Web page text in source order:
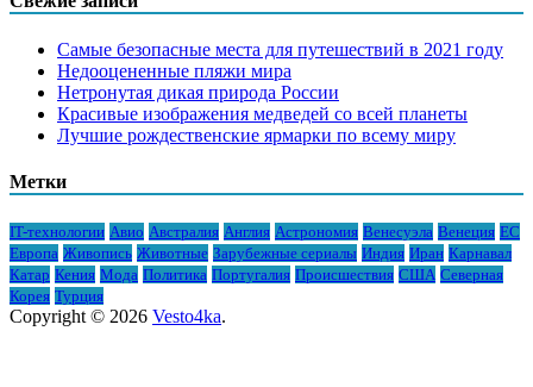
Самые безопасные места для путешествий в 2021 году
Недооцененные пляжи мира
Нетронутая дикая природа России
Красивые изображения медведей со всей планеты
Лучшие рождественские ярмарки по всему миру
Метки
IT-технологии Авио Австралия Англия Астрономия Венесуэла Венеция ЕС
Европа Живопись Животные Зарубежные сериалы Индия Иран Карнавал
Катар Кения Мода Политика Португалия Происшествия США Северная
Корея Турция
Copyright © 2026 Vesto4ka.